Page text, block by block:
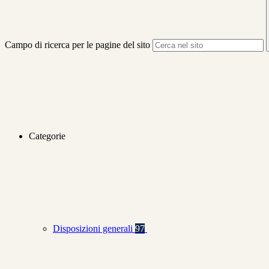
Campo di ricerca per le pagine del sito
Categorie
Disposizioni generali 97